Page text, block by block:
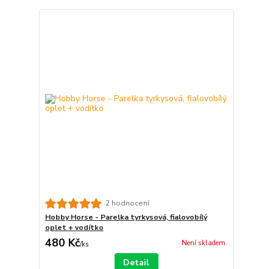
2 hodnocení
Hobby Horse - Parelka tyrkysová, fialovobílý
oplet + vodítko
480 Kč/ks Není skladem
Detail